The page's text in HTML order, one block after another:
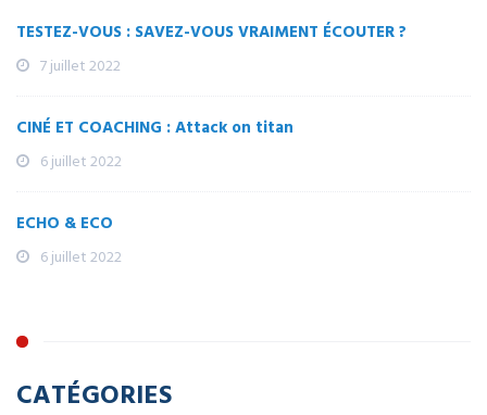
TESTEZ-VOUS : SAVEZ-VOUS VRAIMENT ÉCOUTER ?
7 juillet 2022
CINÉ ET COACHING : Attack on titan
6 juillet 2022
ECHO & ECO
6 juillet 2022
CATÉGORIES